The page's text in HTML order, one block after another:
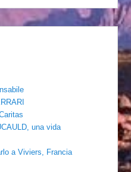
una vida
a Viviers, Francia